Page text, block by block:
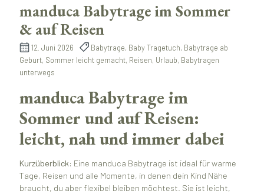
manduca Babytrage im Sommer
& auf Reisen
12. Juni 2026
Babytrage, Baby Tragetuch, Babytrage ab
Geburt, Sommer leicht gemacht, Reisen, Urlaub, Babytragen
unterwegs
manduca Babytrage im
Sommer und auf Reisen:
leicht, nah und immer dabei
Kurzüberblick: Eine manduca Babytrage ist ideal für warme
Tage, Reisen und alle Momente, in denen dein Kind Nähe
braucht, du aber flexibel bleiben möchtest. Sie ist leicht,